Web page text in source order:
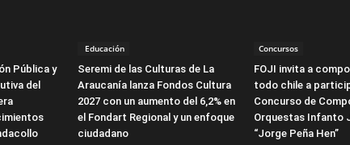
Pública y
del
Educación
Seremi de las Culturas de La
Araucanía lanza Fondos Cultura
2027 con un aumento del 6,2% en
el Fondart Regional y un enfoque
ciudadano
Concursos
FOJI invita a
todo chile a
Concurso de
Orquestas Infanto
“Jorge Peña Hen”